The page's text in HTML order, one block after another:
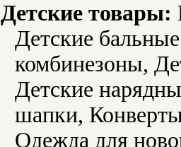
Детские товары:
Детские
комбинезоны,
Детские
шапки,
Одежда для